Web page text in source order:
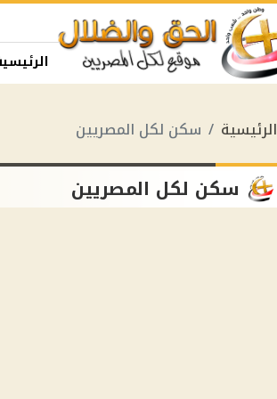
الرئيسية سكن لكل المصريين
سكن لكل المصريين